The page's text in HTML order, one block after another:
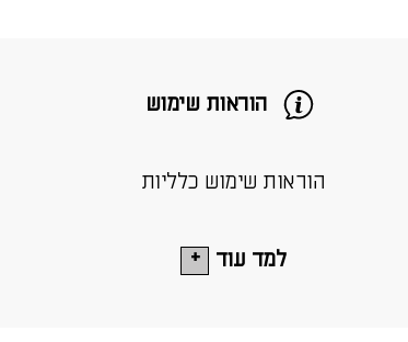
הוראות שימוש
הוראות שימוש כלליות
למד עוד